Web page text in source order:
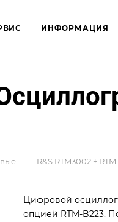
ИНФОРМАЦИЯ
— R&S RTM3002 +
Цифровой
опцией RTM-B223.